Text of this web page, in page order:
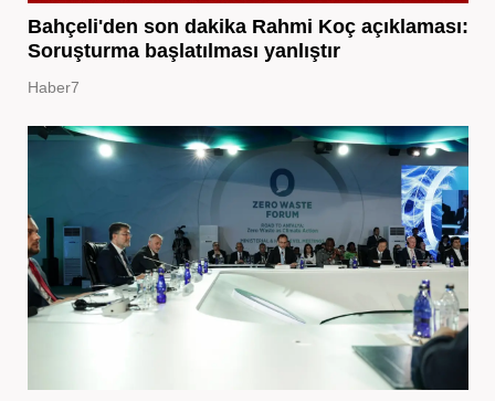
Bahçeli'den son dakika Rahmi Koç açıklaması:
Soruşturma başlatılması yanlıştır
Haber7